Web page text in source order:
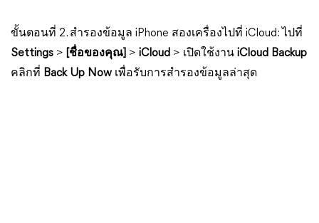
ขั้นตอนที่ 2. สำรองข้อมูล iPhone สองเครื่องไปที่ iCloud: ไปที่
Settings > [ชื่อของคุณ] > iCloud > เปิดใช้งาน iCloud Backup
คลิกที่ Back Up Now เพื่อรับการสำรองข้อมูลล่าสุด